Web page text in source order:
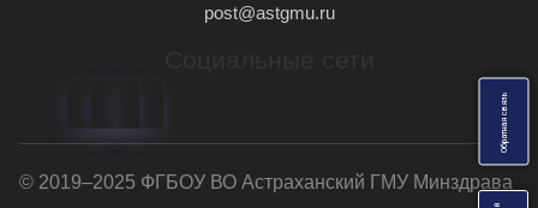
О
б
р
а
т
н
а
я
с
в
я
з
ь
post@astgmu.ru
© 2019–2025 ФГБОУ ВО Астраханский ГМУ Минздрава